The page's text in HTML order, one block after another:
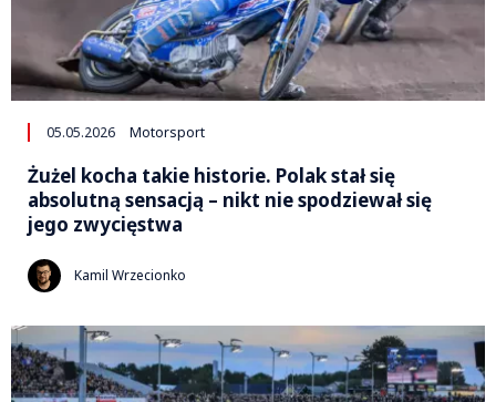
05.05.2026 Motorsport
Żużel kocha takie historie. Polak stał się
absolutną sensacją – nikt nie spodziewał się
jego zwycięstwa
Kamil Wrzecionko